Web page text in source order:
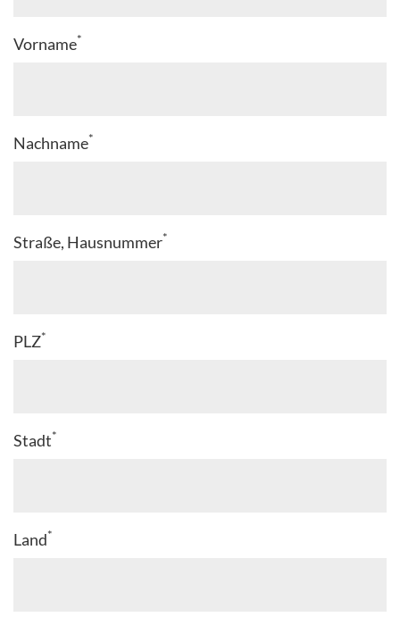
Vorname*
Nachname*
Straße, Hausnummer*
PLZ*
Stadt*
Land*